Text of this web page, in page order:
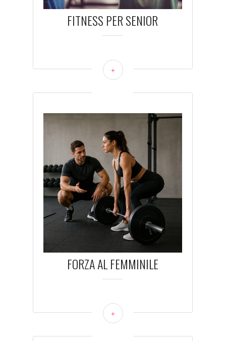
FITNESS PER SENIOR
+
FORZA AL FEMMINILE
+